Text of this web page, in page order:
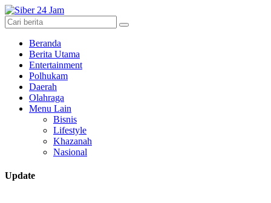
Beranda
Berita Utama
Entertainment
Polhukam
Daerah
Olahraga
Menu Lain
Bisnis
Lifestyle
Khazanah
Nasional
Update